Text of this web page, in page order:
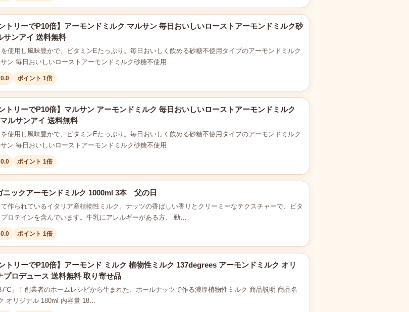
トリーでP10倍】アーモンドミルク マルサン 毎日おいしいローストアーモンドミルク砂
サンアイ 送料無料
使用し風味豊かで、ビタミンEたっぷり。毎日おいしく飲める砂糖不使用タイプのアーモンドミルク
ン 毎日おいしいローストアーモンドミルク砂糖不使用…
ポイント 1倍
トリーでP10倍】マルサン アーモンドミルク 毎日おいしいローストアーモンドミルク
ルサンアイ 送料無料
使用し風味豊かで、ビタミンEたっぷり。毎日おいしく飲める砂糖不使用タイプのアーモンドミルク
ン 毎日おいしいローストアーモンドミルク砂糖不使用…
ポイント 1倍
ニックアーモンドミルク 1000ml 3本 父の日
作られているイタリア産植物性ミルク。ナッツの香ばしい香りとクリーミーなテクスチャーで、ビタ
ロテインを含んでいます。牛乳にアレルギーがある方、 動…
ポイント 1倍
トリーでP10倍】アーモンド ミルク 植物性ミルク 137degrees アーモンドミルク オリ
プロデュース 送料無料 取り寄せ品
」！創業者のホームレシピから生まれた、ホールナッツで作る濃厚植物性ミルク 商品説明 商品名
オリジナル 180ml 内容量 18…